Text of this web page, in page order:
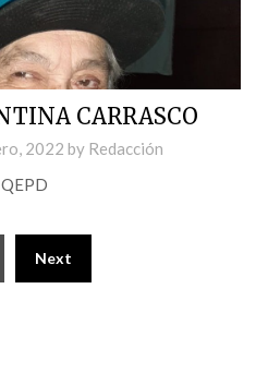
CARRASCO
2022 by Redacción
QEPD
Next